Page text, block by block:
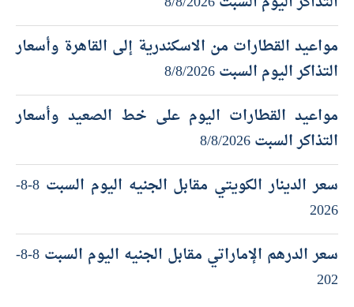
مواعيد القطارات من الاسكندرية إلى القاهرة وأسعار
التذاكر اليوم السبت 8/8/2026
مواعيد القطارات اليوم على خط الصعيد وأسعار
التذاكر السبت 8/8/2026
سعر الدينار الكويتي مقابل الجنيه اليوم السبت 8-8-
2026
سعر الدرهم الإماراتي مقابل الجنيه اليوم السبت 8-8-
202